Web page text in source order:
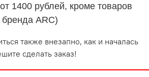
1400 рублей, кроме товаров
бренда ARC)
также внезапно, как и началась
сделать заказ!